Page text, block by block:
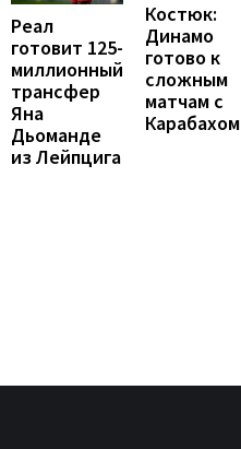
Реал
готовит 125-
миллионный
трансфер
Яна
Дьоманде
из Лейпцига
Костюк:
Динамо
готово к
сложным
матчам с
Карабахом